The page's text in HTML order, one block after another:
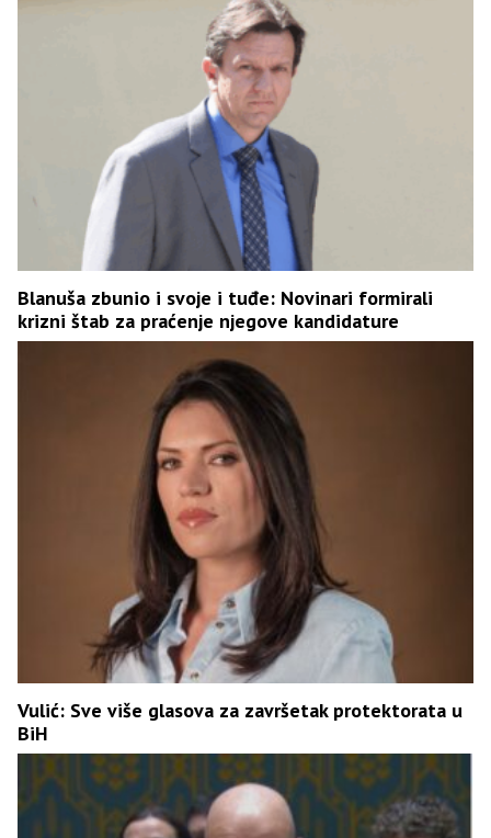
Blanuša zbunio i svoje i tuđe: Novinari formirali
krizni štab za praćenje njegove kandidature
Vulić: Sve više glasova za završetak protektorata u
BiH